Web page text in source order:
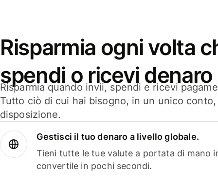
Risparmia ogni volta
spendi o ricevi denaro
Risparmia quando invii, spendi e ricevi
Tutto ciò di cui hai bisogno, in un unico
disposizione.
Gestisci il tuo denaro a livello globale.
Tieni tutte le tue valute a portata di mano
convertile in pochi secondi.